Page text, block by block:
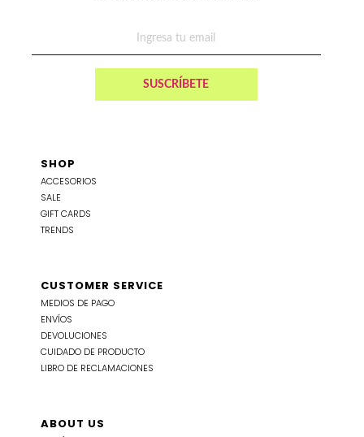
SHOP
ACCESORIOS
SALE
GIFT CARDS
TRENDS
CUSTOMER SERVICE
MEDIOS DE PAGO
ENVÍOS
DEVOLUCIONES
CUIDADO DE PRODUCTO
LIBRO DE RECLAMACIONES
ABOUT US